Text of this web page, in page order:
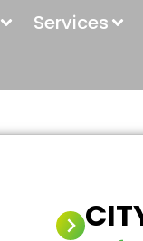
Services